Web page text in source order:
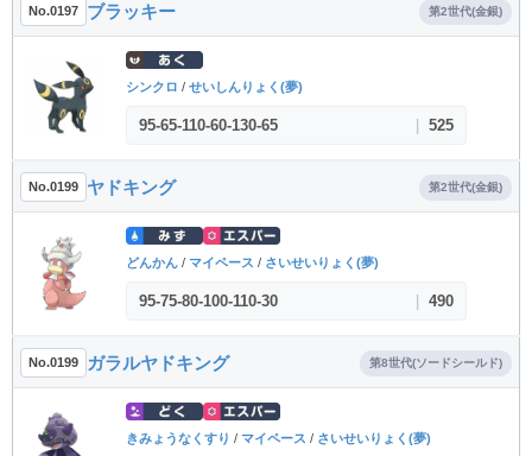
No.0197 ブラッキー 第2世代(金銀)
シンクロ / せいしんりょく(夢)
95-65-110-60-130-65 525
No.0199 ヤドキング 第2世代(金銀)
どんかん / マイペース / さいせいりょく(夢)
95-75-80-100-110-30 490
No.0199 ガラルヤドキング 第8世代(ソードシールド)
きみょうなくすり / マイペース / さいせいりょく(夢)